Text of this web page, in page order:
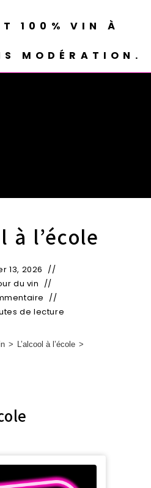
100% VIN À
MODÉRATION.
à l’école
13, 2026
du vin
de lecture
> L’alcool à l’école >